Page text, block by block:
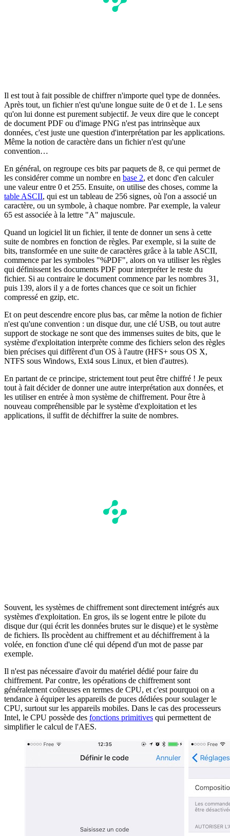
Il est tout à fait possible de chiffrer n'importe quel type de données.
Après tout, un fichier n'est qu'une longue suite de 0 et de 1. Le sens
qu'on lui donne est purement subjectif. Je veux dire que le concept
de document PDF ou d'image PNG n'est pas intrinsèque aux
données, c'est juste une question d'interprétation par les applications.
Même la notion de caractère dans un fichier n'est qu'une
convention…
En général, on regroupe ces bits par paquets de 8, ce qui permet de
les considérer comme un nombre en base 2, et donc d'en calculer
une valeur entre 0 et 255. Ensuite, on utilise des choses, comme la
table ASCII, qui est un tableau de 256 signes, où l'on a associé un
caractère, ou un symbole, à chaque nombre. Par exemple, la valeur
65 est associée à la lettre "A" majuscule.
Quand un logiciel lit un fichier, il tente de donner un sens à cette
suite de nombres en fonction de règles. Par exemple, si la suite de
bits, transformée en une suite de caractères grâce à la table ASCII,
commence par les symboles "%PDF", alors on va utiliser les règles
qui définissent les documents PDF pour interpréter le reste du
fichier. Si au contraire le document commence par les nombres 31,
puis 139, alors il y a de fortes chances que ce soit un fichier
compressé en gzip, etc.
Et on peut descendre encore plus bas, car même la notion de fichier
n'est qu'une convention : un disque dur, une clé USB, ou tout autre
support de stockage ne sont que des immenses suites de bits, que le
système d'exploitation interprète comme des fichiers selon des règles
bien précises qui diffèrent d'un OS à l'autre (HFS+ sous OS X,
NTFS sous Windows, Ext4 sous Linux, et bien d'autres).
En partant de ce principe, strictement tout peut être chiffré ! Je peux
tout à fait décider de donner une autre interprétation aux données, et
les utiliser en entrée à mon système de chiffrement. Pour être à
nouveau compréhensible par le système d'exploitation et les
applications, il suffit de déchiffrer la suite de nombres.
Souvent, les systèmes de chiffrement sont directement intégrés aux
systèmes d'exploitation. En gros, ils se logent entre le pilote du
disque dur (qui écrit les données brutes sur le disque) et le système
de fichiers. Ils procèdent au chiffrement et au déchiffrement à la
volée, en fonction d'une clé qui dépend d'un mot de passe par
exemple.
Il n'est pas nécessaire d'avoir du matériel dédié pour faire du
chiffrement. Par contre, les opérations de chiffrement sont
généralement coûteuses en termes de CPU, et c'est pourquoi on a
tendance à équiper les appareils de puces dédiées pour soulager le
CPU, surtout sur les appareils mobiles. Dans le cas des processeurs
Intel, le CPU possède des fonctions primitives qui permettent de
simplifier le calcul de l'AES.